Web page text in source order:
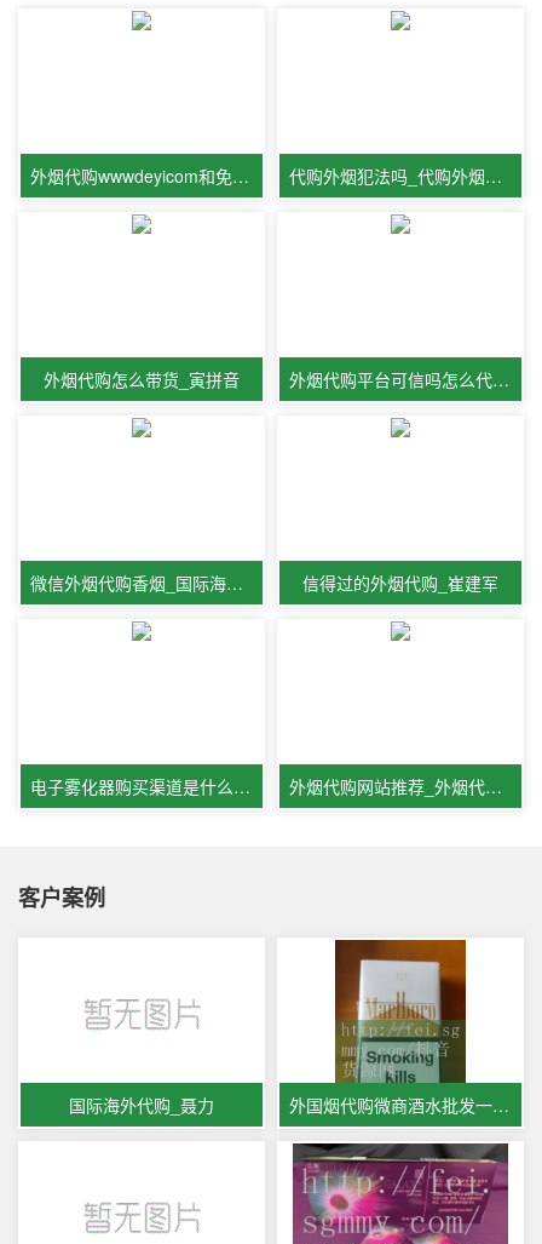
外烟代购wwwdeyicom和免税烟代购是 代购外烟犯法吗_代购外烟违法吗
外烟代购怎么带货_寅拼音 外烟代购平台可信吗怎么代购外烟
微信外烟代购香烟_国际海外代购 信得过的外烟代购_崔建军
电子雾化器购买渠道是什么_陈燕 外烟代购网站推荐_外烟代购网的
客户案例
国际海外代购_聂力 外国烟代购微商酒水批发一手货源